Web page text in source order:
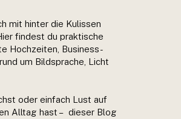
mit hinter die Kulissen
findest du praktische
Hochzeiten, Business-
um Bildsprache, Licht
oder einfach Lust auf
Alltag hast – dieser Blog